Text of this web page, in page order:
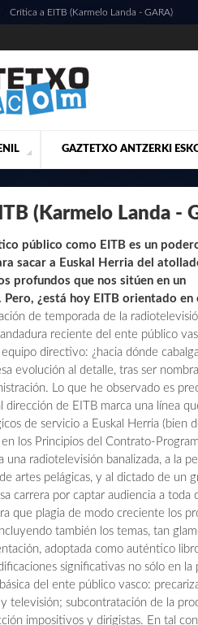
ACTUALIDAD
GAZTETXO ANTZERKI
PRESENTACIÓN
Crítica a EITB (Karmelo Landa - GARA)
(Karmelo Landa -
público como EITB es un
sacar a Euskal Herria del
profundos que nos sitúen en un
Pero, ¿está hoy EITB orientado en
de temporada de la
reciente del ente público
directivo: ¿hacia dónde
evolución al detalle, tras ser
Lo que he observado es
dirección de EITB marca una línea
de servicio a Euskal Herria (bien
los Principios del Contrato-
una radiotelevisión banalizada, a la
artes pelágicas, y al dictado de un
carrera por captar audiencia a
que plagia de modo creciente los
también los temas, tan
adoptada como auténtico
significativas no sólo en la
del ente público vasco:
televisión; subcontratación de la
impositivos y dirigistas. En tal